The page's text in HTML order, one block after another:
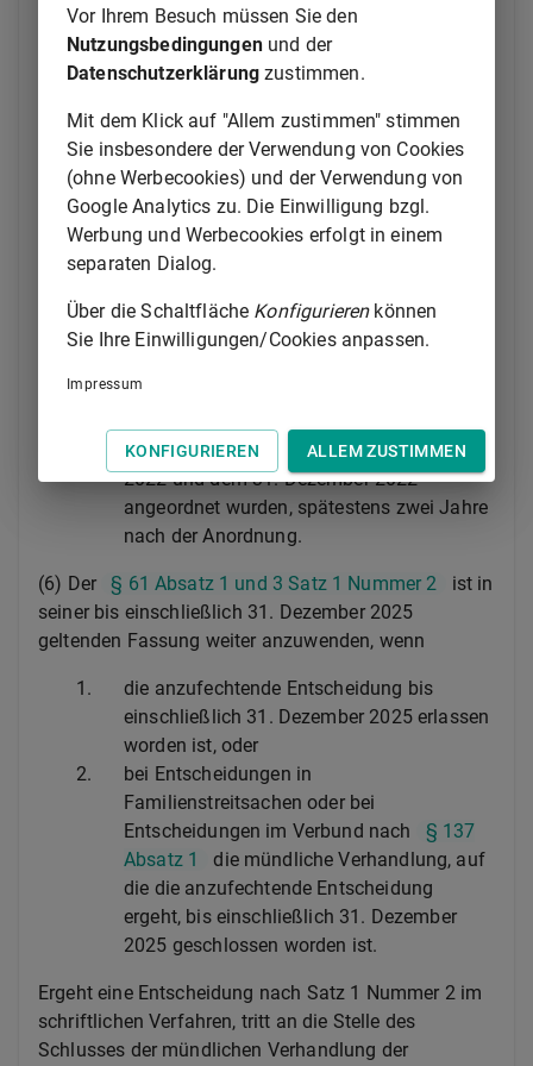
10. April 2025 angeordnet wurden, ist
nicht anzuwenden; insoweit ist
in der bis dahin geltenden Fassung weiter
(5) Wenn Betreuung oder Einwilligungsvorbehalt vor
dem 1. Januar 2023 angeordnet wurde, müssen
erstmalige Entscheidungen über die Aufhebung oder
Verlängerung der Maßnahme abweichend von den in
§ 294 Absatz 3 Satz 2
erfolgen:
30. Juni 2022 angeordnet wurden, bis
über Maßnahmen, die zwischen dem 1. Juli
2022 und dem 31. Dezember 2022
angeordnet wurden, spätestens zwei Jahre
nach der Anordnung.
(6) Der § 61 Absatz 1 und 3 Satz 1 Nummer 2
ist in
seiner bis einschließlich 31. Dezember 2025
geltenden Fassung weiter anzuwenden, wenn
1.
die anzufechtende Entscheidung bis
einschließlich 31. Dezember 2025 erlassen
worden ist, oder
2.
bei Entscheidungen in
Familienstreitsachen oder bei
Entscheidungen im Verbund nach
§ 137
Absatz 1
die mündliche Verhandlung, auf
die die anzufechtende Entscheidung
ergeht, bis einschließlich 31. Dezember
2025 geschlossen worden ist.
Ergeht eine Entscheidung nach Satz 1 Nummer 2 im
schriftlichen Verfahren, tritt an die Stelle des
Schlusses der mündlichen Verhandlung der
Vor Ihrem Besuch müssen Sie den
Nutzungsbedingungenund der
Datenschutzerklärung zustimmen.
Mit dem Klick auf "Allem zustimmen" stimmen
Sie insbesondere der Verwendung von Cookies
(ohne Werbecookies) und der Verwendung von
Google Analytics zu. Die Einwilligung bzgl.
Werbung und Werbecookies erfolgt in einem
separaten Dialog.
Über die Schaltfläche Konfigurierenkönnen
Sie Ihre Einwilligungen/Cookies anpassen.
Impressum
KONFIGURIEREN ALLEM ZUSTIMMEN